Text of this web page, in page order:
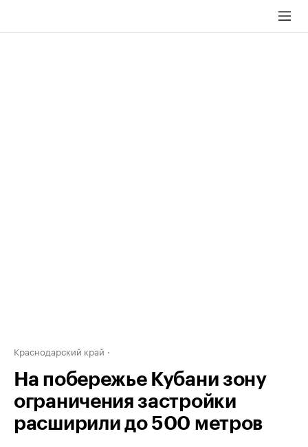
Краснодарский край
На побережье Кубани зону
ограничения застройки
расширили до 500 метров